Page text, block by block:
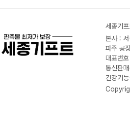
세종기
본사 :
파주 공
대표번
통신판
건강기